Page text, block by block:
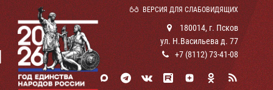
ВЕРСИЯ ДЛЯ СЛАБОВИДЯЩИХ
180014, г. Псков
ул. Н.Васильева д. 77
+7 (8112) 73-41-08